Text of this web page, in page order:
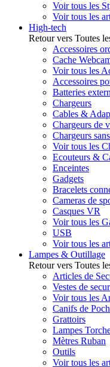
Voir tous les
Voir tous les
High-tech
Retour vers Toutes
Accessoires
Cache
Voir tous les
Accessoires
Batteries
Chargeurs
Cables &
Chargeurs de
Chargeurs
Voir tous les
Ecouteurs &
Enceintes
Gadgets
Bracelets
Cameras de
Casques VR
Voir tous les
USB
Voir tous les
Lampes & Outillage
Retour vers Toutes
Articles de
Vestes de
Voir tous les
Canifs de
Grattoirs
Lampes
Mètres Ruban
Outils
Voir tous les